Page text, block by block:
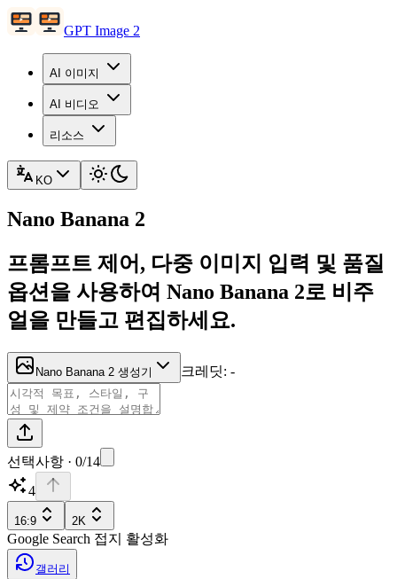
GPT Image 2
AI 이미지
AI 비디오
리소스
KO
Nano Banana 2
프롬프트 제어, 다중 이미지 입력 및 품질
옵션을 사용하여 Nano Banana 2로 비주
얼을 만들고 편집하세요.
Nano Banana 2 생성기 크레딧: -
선택사항 · 0/14
4
16:9 2K
Google Search 접지 활성화
갤러리